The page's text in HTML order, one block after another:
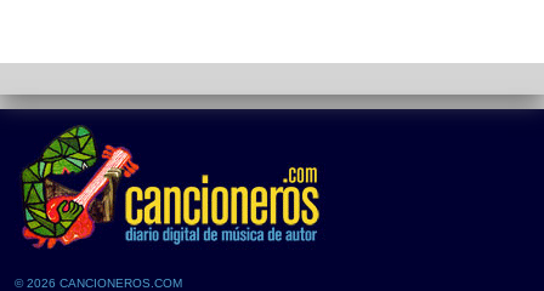
© 2026 CANCIONEROS.COM